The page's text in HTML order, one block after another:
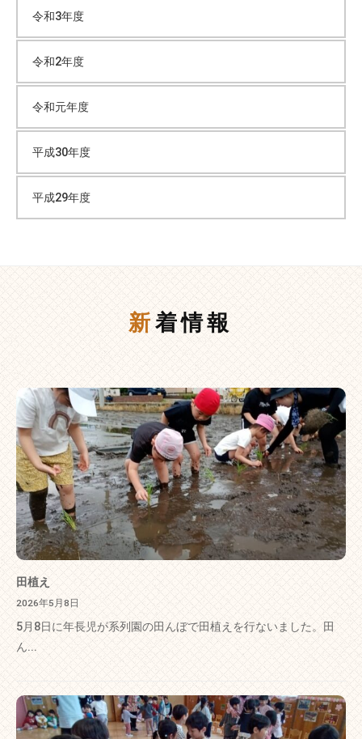
令和3年度
令和2年度
令和元年度
平成30年度
平成29年度
新着情報
田植え
2026年5月8日
5月8日に年長児が系列園の田んぼで田植えを行ないました。田
ん...